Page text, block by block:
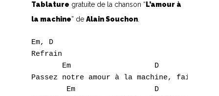
Tablature gratuite de la chanson “ L’amour à
la machine” de Alain Souchon
Em, D
Refrain
Em                   D
Passez notre amour à la machine, faites
Em                  D